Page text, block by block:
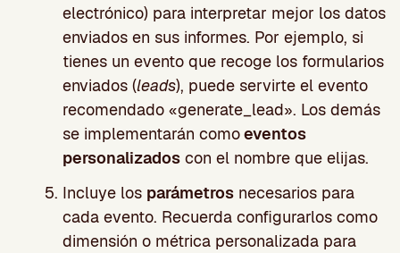
electrónico) para interpretar mejor los datos
enviados en sus informes. Por ejemplo, si
tienes un evento que recoge los formularios
enviados (leads), puede servirte el evento
recomendado «generate_lead». Los demás
se implementarán comoeventos
personalizados con el nombre que elijas.
Incluye los parámetros necesarios para
cada evento. Recuerda configurarlos como
dimensión o métrica personalizada para